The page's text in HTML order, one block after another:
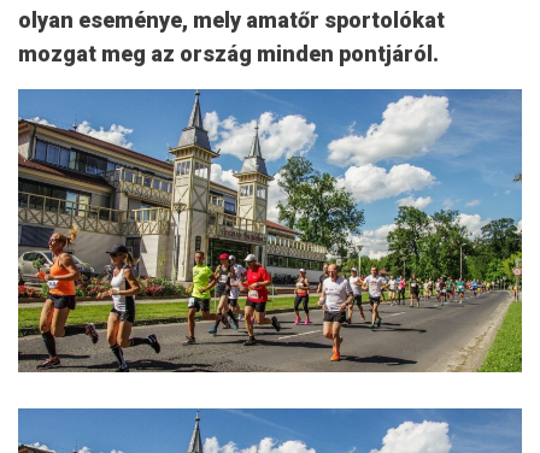
olyan eseménye, mely amatőr sportolókat
mozgat meg az ország minden pontjáról.